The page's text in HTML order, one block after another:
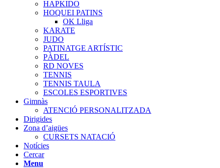
HAPKIDO
HOQUEI PATINS
OK Lliga
KARATE
JUDO
PATINATGE ARTÍSTIC
PÀDEL
RD NOVES
TENNIS
TENNIS TAULA
ESCOLES ESPORTIVES
Gimnàs
ATENCIÓ PERSONALITZADA
Dirigides
Zona d’aigües
CURSETS NATACIÓ
Notícies
Cercar
Menu